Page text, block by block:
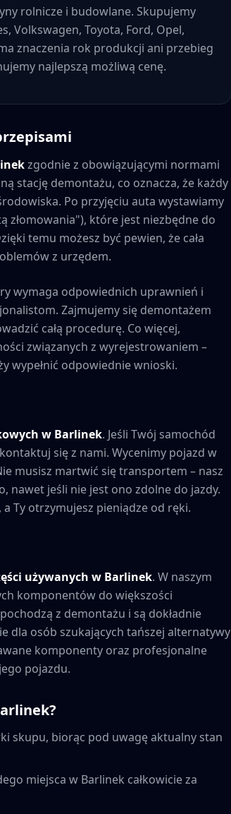
rolnicze i budowlane. Skupujemy
Volkswagen, Toyota, Ford, Opel,
znaczenia rok produkcji ani przebieg
najlepszą możliwą cenę.
zgodnie z obowiązującymi normami
stację demontażu, co oznacza, że każdy
Po przyjęciu auta wystawiamy
złomowania"), które jest niezbędne do
temu możesz być pewien, że cała
z urzędem.
wymaga odpowiednich uprawnień i
Zajmujemy się demontażem
całą procedurę. Co więcej,
związanych z wyrejestrowaniem –
wypełnić odpowiednie wnioski.
w Barlinek. Jeśli Twój samochód
się z nami. Wycenimy pojazd w
musisz martwić się transportem – nasz
nawet jeśli nie jest ono zdolne do jazdy.
Ty otrzymujesz pieniądze od ręki.
używanych w Barlinek. W naszym
komponentów do większości
z demontażu i są dokładnie
dla osób szukających tańszej alternatywy
komponenty oraz profesjonalne
pojazdu.
?
skupu, biorąc pod uwagę aktualny stan
miejsca w Barlinek całkowicie za